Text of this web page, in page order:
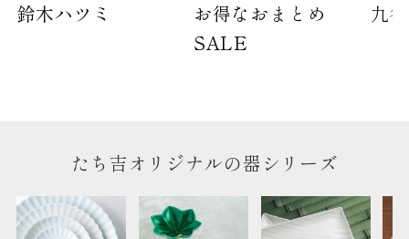
ご提供枚数の上限はご注文商品数となります。
のしについてはこちらをご覧ください
鈴木ハツミ
お得なおまとめ
SALE
九
たち吉オリジナルの器シリーズ